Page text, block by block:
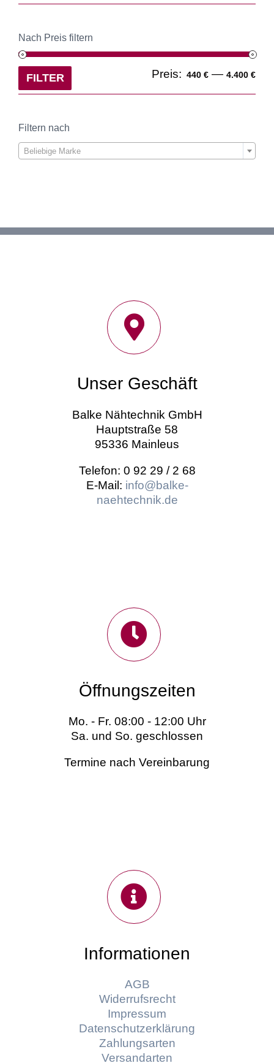
Nach Preis filtern
FILTER Preis: 440 € — 4.400 €
Filtern nach
Beliebige Marke
Unser Geschäft
Balke Nähtechnik GmbH
Hauptstraße 58
95336 Mainleus
Telefon: 0 92 29 / 2 68
E-Mail: info@balke-
naehtechnik.de
Öffnungszeiten
Mo. - Fr. 08:00 - 12:00 Uhr
Sa. und So. geschlossen
Termine nach Vereinbarung
Informationen
AGB
Widerrufsrecht
Impressum
Datenschutzerklärung
Zahlungsarten
Versandarten